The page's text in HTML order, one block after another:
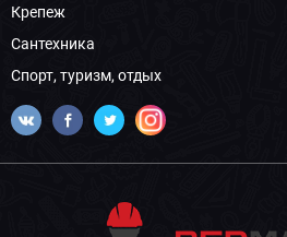
Крепеж
Сантехника
Спорт, туризм, отдых